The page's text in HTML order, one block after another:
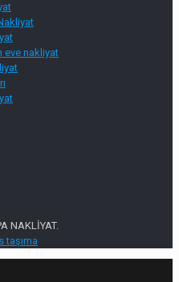
eve nakliyat
NAKLİYAT.
taşıma